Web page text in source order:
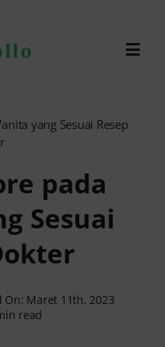
yang Sesuai Resep
pada
Sesuai
On: Maret 11th, 2023
read